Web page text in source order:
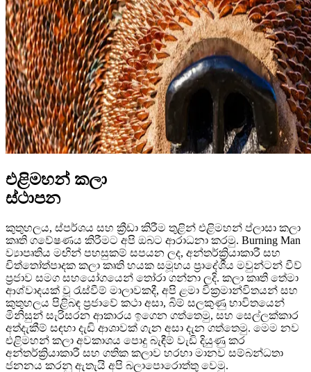
එළිමහන් කලා
ස්ථාපන
කුතුහලය, ස්පර්ශය සහ ක්‍රීඩා කිරීම තුළින් එළිමහන් ප්ලාසා කලා
කෘති ගවේෂණය කිරීමට අපි ඔබට ආරාධනා කරමු. Burning Man
ව්‍යාපෘතිය මඟින් පහසුකම් සපයන ලද, අන්තර්ක්‍රියාකාරී සහ
චිත්තෝත්පාදක කලා කෘති හයක සමූහය ප්‍රාදේශීය මවුන්ටන් වීව්
ප්‍රජාව සමග සහයෝගයෙන් තෝරා ගන්නා ලදි. කලා කෘති තේමා
ආශ්වාදයක් වූ රැස්වීම් මාලාවකදී, අපි ළමා වික්‍රමාන්විතයන් සහ
කුතුහලය පිළිබඳ ප්‍රජාවේ කථා අසා, බිම් සලකුණු භාවිතයෙන්
මිනිසුන් සැරිසරන ආකාරය ඉගෙන ගත්තෙමු, සහ සෙල්ලක්කාර
අත්දැකීම් සඳහා දැඩි ආශාවක් ගැන අසා දැන ගත්තෙමු. මෙම නව
එළිමහන් කලා අවකාශය පොදු බැඳීම් වැඩි දියුණු කර
අන්තර්ක්‍රියාකාරී සහ ගතික කලාව හරහා මානව සම්බන්ධතා
ජනනය කරනු ඇතැයි අපි බලාපොරොත්තු වෙමු.